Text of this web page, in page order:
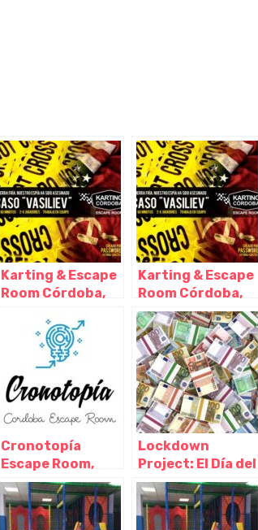
Karting & Escape
Room Córdoba,
Córdoba
Karting & Escape
Room Córdoba,
Córdoba –
Córdoba
Cronotopía
Escape Room,
Córdoba –
Córdoba
Lockdown
Project: El Día del
Cobro – Escape
Room, Córdoba –
Córdoba